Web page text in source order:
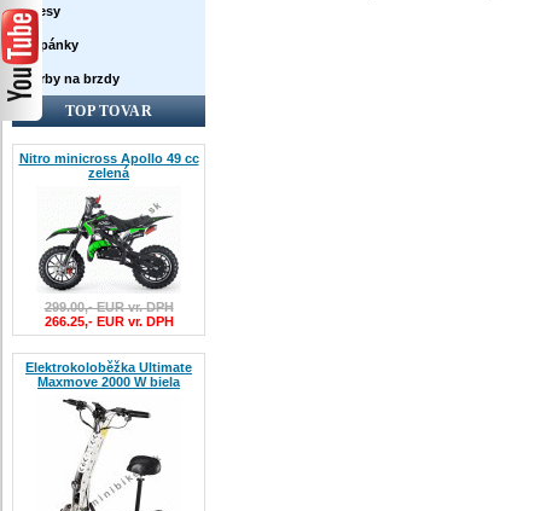
Dresy
Topánky
Farby na brzdy
TOP TOVAR
Nitro minicross Apollo 49 cc
zelená
299.00,- EUR vr. DPH
266.25,- EUR vr. DPH
Elektrokoloběžka Ultimate
Maxmove 2000 W biela